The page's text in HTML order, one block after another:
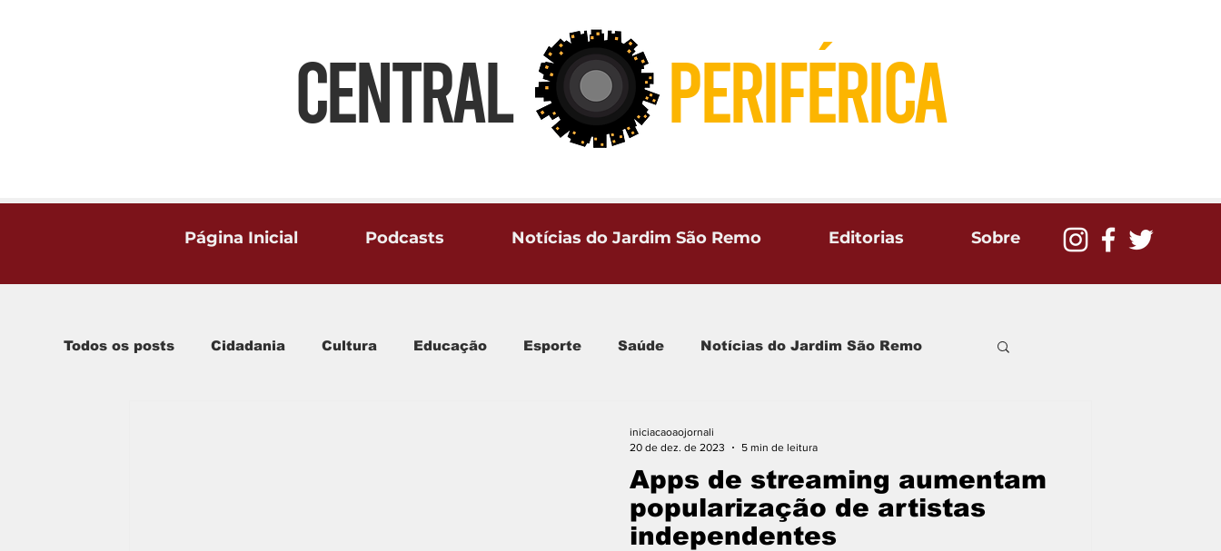
CENTRAL PERIFeRICA
´
Página Inicial Podcasts Notícias do Jardim São Remo Editorias Sobre
Todos os posts Cidadania Cultura Educação Esporte Saúde Notícias do Jardim São Remo
Apps de streaming aumentam
popularização de artistas
independentes
iniciacaoaojornali
20 de dez. de 2023
5 min de leitura